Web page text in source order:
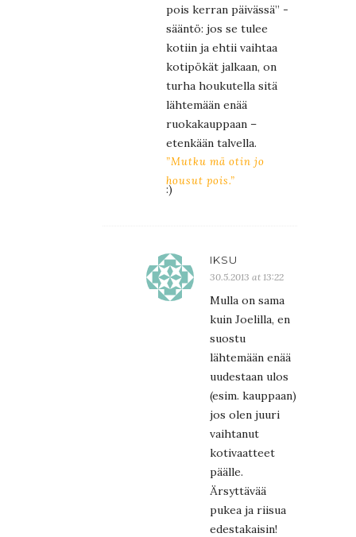
pois kerran päivässä” -
sääntö: jos se tulee
kotiin ja ehtii vaihtaa
kotipökät jalkaan, on
turha houkutella sitä
lähtemään enää
ruokakauppaan –
etenkään talvella.
”Mutku mä otin jo
housut pois.”
:)
IKSU
30.5.2013 at 13:22
Mulla on sama
kuin Joelilla, en
suostu
lähtemään enää
uudestaan ulos
(esim. kauppaan)
jos olen juuri
vaihtanut
kotivaatteet
päälle.
Ärsyttävää
pukea ja riisua
edestakaisin!